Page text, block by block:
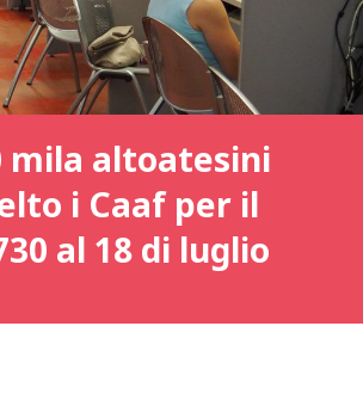
mila altoatesini
i Caaf per il
al 18 di luglio